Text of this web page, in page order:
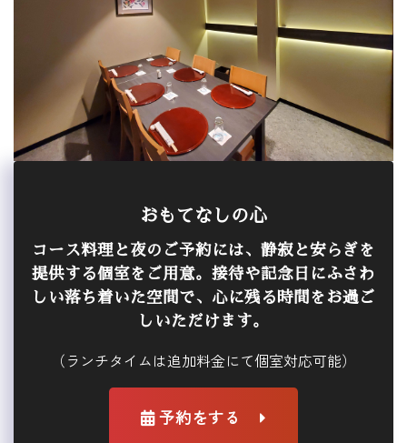
おもてなしの心
コース料理と夜のご予約には、静寂と安らぎを
提供する個室をご用意。接待や記念日にふさわ
しい落ち着いた空間で、心に残る時間をお過ご
しいただけます。
（ランチタイムは追加料金にて個室対応可能）
予約をする